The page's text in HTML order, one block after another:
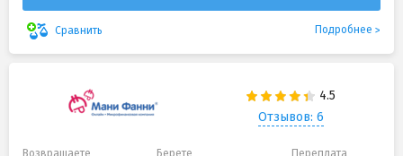
Сравнить Подробнее
Отзывов: 6